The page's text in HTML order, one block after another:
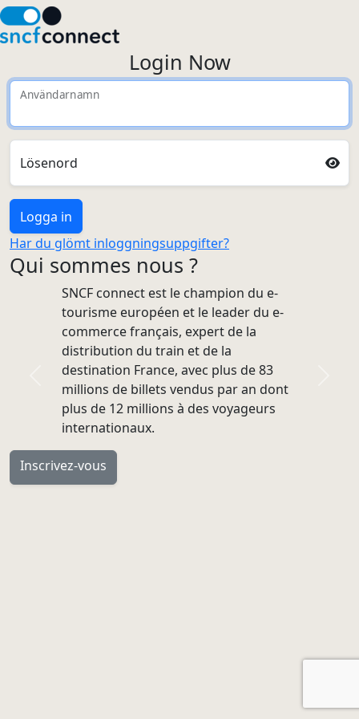
Login Now
Användarnamn
Lösenord
Logga in
Har du glömt inloggningsuppgifter?
Qui sommes nous ?
SNCF connect est le champion du e-
tourisme européen et le leader du e-
commerce français, expert de la
distribution du train et de la
destination France, avec plus de 83
millions de billets vendus par an dont
plus de 12 millions à des voyageurs
internationaux.
Inscrivez-vous
Previous